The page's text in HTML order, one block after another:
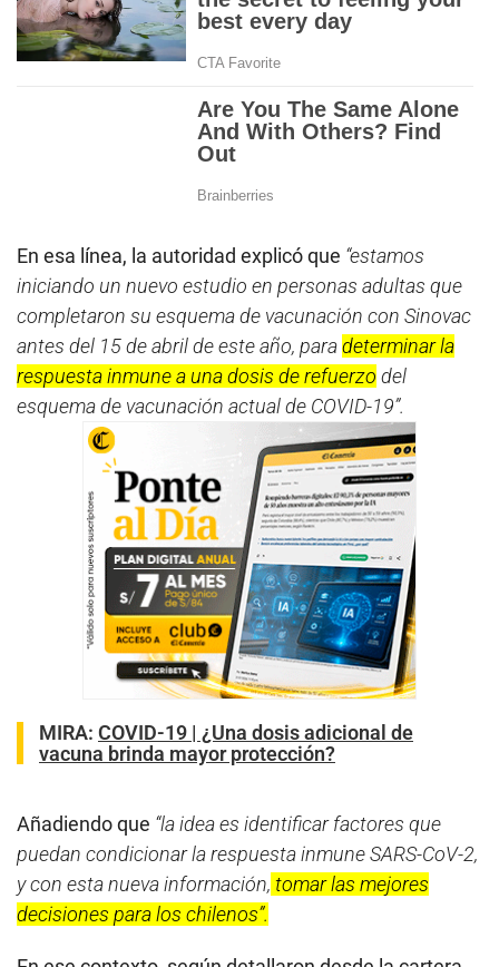
En esa línea, la autoridad explicó que “estamos
iniciando un nuevo estudio en personas adultas que
completaron su esquema de vacunación con Sinovac
antes del 15 de abril de este año, paradeterminar la
respuesta inmune a una dosis de refuerzo del
esquema de vacunación actual de COVID-19”.
MIRA: COVID-19 | ¿Una dosis adicional de
vacuna brinda mayor protección?
Añadiendo que “la idea es identificar factores que
puedan condicionar la respuesta inmune SARS-CoV-2,
y con esta nueva información, tomar las mejores
decisiones para los chilenos”.